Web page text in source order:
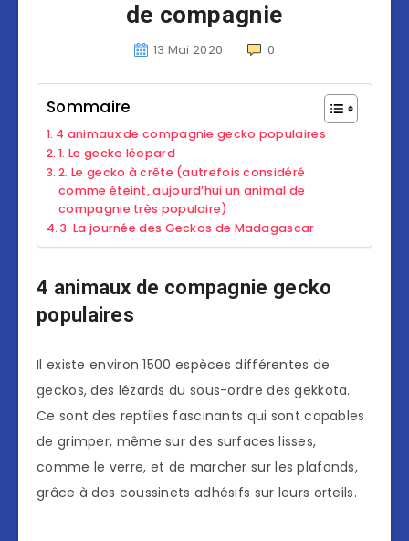
de compagnie
13 Mai 2020 0
Sommaire
4 animaux de compagnie gecko populaires
1. Le gecko léopard
2. Le gecko à crête (autrefois considéré
comme éteint, aujourd’hui un animal de
compagnie très populaire)
3. La journée des Geckos de Madagascar
4 animaux de compagnie gecko
populaires
Il existe environ 1500 espèces différentes de
geckos, des lézards du sous-ordre des gekkota.
Ce sont des reptiles fascinants qui sont capables
de grimper, même sur des surfaces lisses,
comme le verre, et de marcher sur les plafonds,
grâce à des coussinets adhésifs sur leurs orteils.